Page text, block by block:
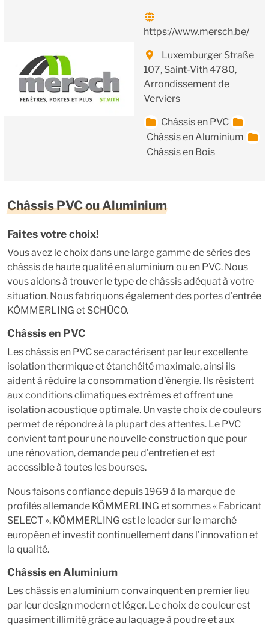
https://www.mersch.be/
Luxemburger Straße
107, Saint-Vith 4780,
Arrondissement de
Verviers
Châssis en PVC
Châssis en Aluminium
Châssis en Bois
Châssis PVC ou Aluminium
Faites votre choix!
Vous avez le choix dans une large gamme de séries des
châssis de haute qualité en aluminium ou en PVC. Nous
vous aidons à trouver le type de châssis adéquat à votre
situation. Nous fabriquons également des portes d’entrée
KÖMMERLING et SCHÜCO.
Châssis en PVC
Les châssis en PVC se caractérisent par leur excellente
isolation thermique et étanchéité maximale, ainsi ils
aident à réduire la consommation d’énergie. Ils résistent
aux conditions climatiques extrêmes et offrent une
isolation acoustique optimale. Un vaste choix de couleurs
permet de répondre à la plupart des attentes. Le PVC
convient tant pour une nouvelle construction que pour
une rénovation, demande peu d’entretien et est
accessible à toutes les bourses.
Nous faisons confiance depuis 1969 à la marque de
profilés allemande KÖMMERLING et sommes « Fabricant
SELECT ». KÖMMERLING est le leader sur le marché
européen et investit continuellement dans l’innovation et
la qualité.
Châssis en Aluminium
Les châssis en aluminium convainquent en premier lieu
par leur design modern et léger. Le choix de couleur est
quasiment illimité grâce au laquage à poudre et aux